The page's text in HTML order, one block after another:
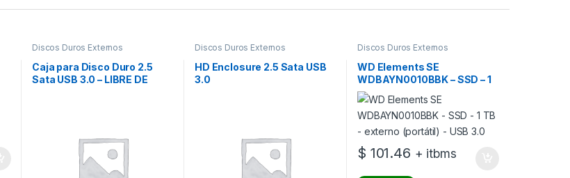
Discos Duros Externos
Caja para Disco Duro 2.5
Sata USB 3.0 – LIBRE DE
Discos Duros Externos
HD Enclosure 2.5 Sata USB
3.0
Discos Duros Externos
WD Elements SE
WDBAYN0010BBK – SSD – 1
TB – externo (portátil) – USB
3.0
$ 101.46 + itbms